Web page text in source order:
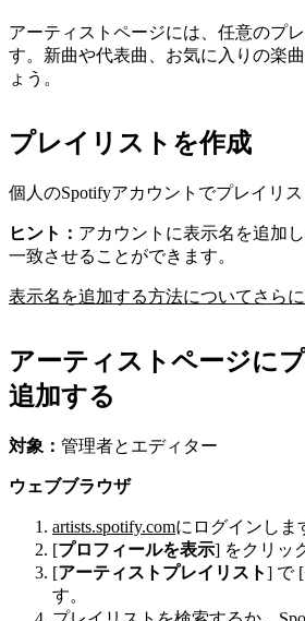
アーティストページには、任意のプ
す。新曲や代表曲、お気に入りの楽
ょう。
プレイリストを作成
個人のSpotifyアカウントでプレイリス
ヒント： アカウントに表示名を追加
一致させることができます。
表示名を追加する方法についてさらに
アーティストページに
追加する
対象： 管理者とエディター
ウェブブラウザ
artists.spotify.comにログインしま
[プロフィールを表示] をクリッ
[アーティストプレイリスト] で [
す。